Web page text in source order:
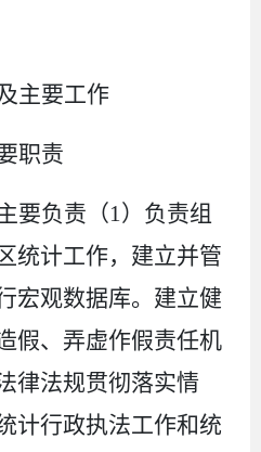
主要工作
职责
要负责 （1 ） 负责组
统计工作，建立并管
宏观数据库。建立健
假、弄虚作假责任机
律法规贯彻落实情
计行政执法工作和统